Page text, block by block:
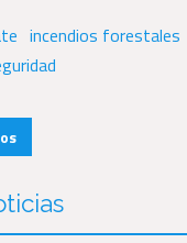
incendios forestales